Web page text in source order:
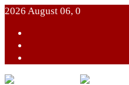
2026 August 06, 0